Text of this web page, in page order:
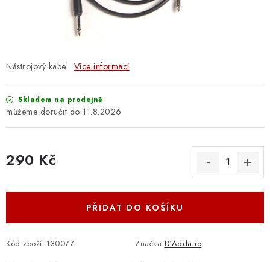
KONTAKTY
O E-SHOPU
OBCHODNÍ PODMÍNKY
ODSTOUPENÍ OD SMLOUVY
ZÁSADY ZPRACOVÁNÍ OSOBNÍCH ÚDAJŮ
KONTAKTY O E-SHOPU
BLOG
OBCHODNÍ PODMÍNKY
ODSTOUPENÍ OD SMLOUVY
Nástrojový kabel Více informací
Skladem na prodejně
11.8.2026
290 Kč
PŘIDAT DO KOŠÍKU
Kód zboží: 130077 Značka:D´Addario